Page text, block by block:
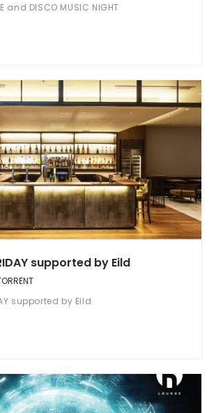
and DISCO MUSIC NIGHT
supported by Eild
supported by Eild